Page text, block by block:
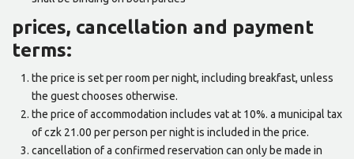
prices, cancellation and payment
terms:
the price is set per room per night, including breakfast, unless
the guest chooses otherwise.
the price of accommodation includes vat at 10%. a municipal tax
of czk 21.00 per person per night is included in the price.
cancellation of a confirmed reservation can only be made in